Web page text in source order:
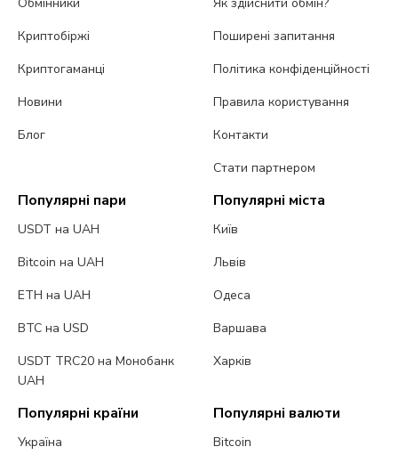
Обмінники
Криптобіржі
Криптогаманці
Новини
Блог
Як здійснити обмін?
Поширені запитання
Політика конфіденційності
Правила користування
Контакти
Стати партнером
Популярні пари
USDT на UAH
Bitcoin на UAH
ETH на UAH
BTC на USD
USDT TRC20 на Монобанк
UAH
Популярні міста
Київ
Львів
Одеса
Варшава
Харків
Популярні країни
Україна
Популярні валюти
Bitcoin